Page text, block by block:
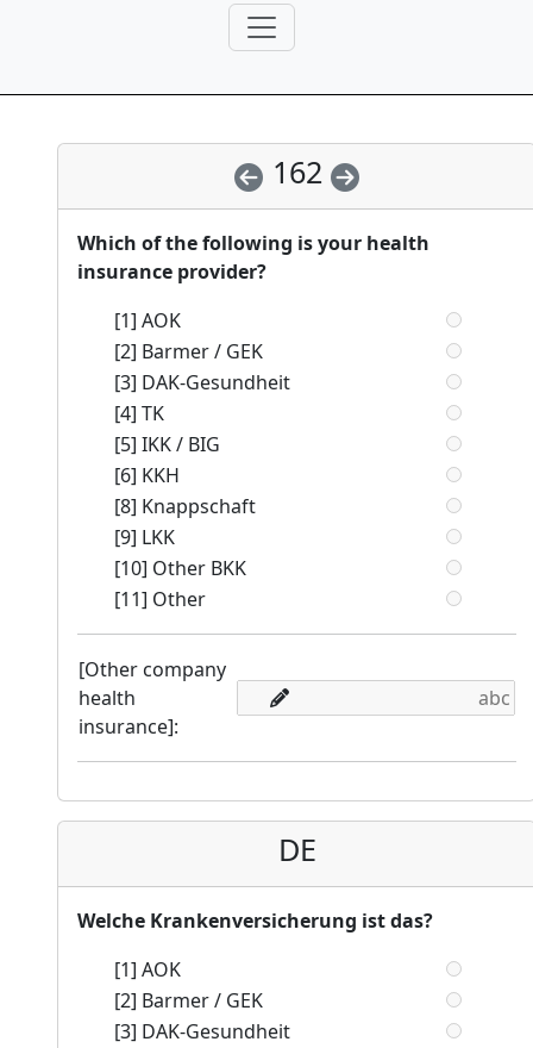
162
Which of the following is your health
insurance provider?
[1] AOK
[2] Barmer / GEK
[3] DAK-Gesundheit
[4] TK
[5] IKK / BIG
[6] KKH
[8] Knappschaft
[9] LKK
[10] Other BKK
[11] Other
[Other company
health
insurance]:
DE
Welche Krankenversicherung ist das?
[1] AOK
[2] Barmer / GEK
[3] DAK-Gesundheit